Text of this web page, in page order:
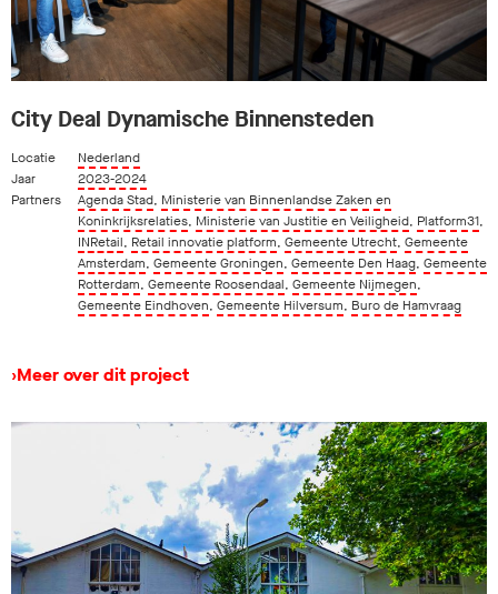
City Deal Dynamische Binnensteden
Locatie
Nederland
Jaar
2023-2024
Partners
Agenda Stad, Ministerie van Binnenlandse Zaken en
Koninkrijksrelaties, Ministerie van Justitie en Veiligheid, Platform31,
INRetail, Retail innovatie platform, Gemeente Utrecht, Gemeente
Amsterdam, Gemeente Groningen, Gemeente Den Haag, Gemeente
Rotterdam, Gemeente Roosendaal, Gemeente Nijmegen,
Gemeente Eindhoven, Gemeente Hilversum, Buro de Hamvraag
›Meer over dit project